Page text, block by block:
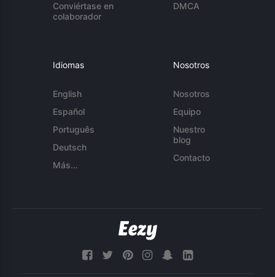
Conviértase en
colaborador
DMCA
Idiomas
English
Español
Português
Deutsch
Más...
Nosotros
Nosotros
Equipo
Nuestro
blog
Contacto